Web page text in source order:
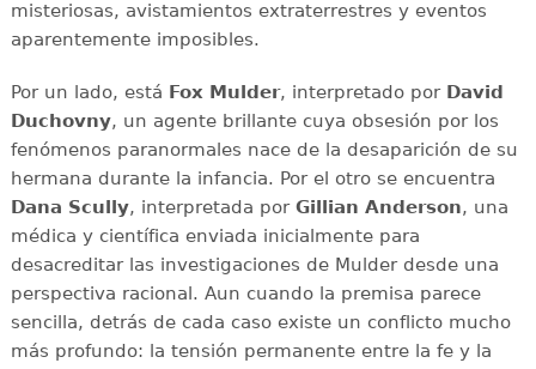
misteriosas, avistamientos extraterrestres y eventos
aparentemente imposibles.
Por un lado, está Fox Mulder, interpretado por David
Duchovny, un agente brillante cuya obsesión por los
fenómenos paranormales nace de la desaparición de su
hermana durante la infancia. Por el otro se encuentra
Dana Scully, interpretada por Gillian Anderson, una
médica y científica enviada inicialmente para
desacreditar las investigaciones de Mulder desde una
perspectiva racional. Aun cuando la premisa parece
sencilla, detrás de cada caso existe un conflicto mucho
más profundo: la tensión permanente entre la fe y la